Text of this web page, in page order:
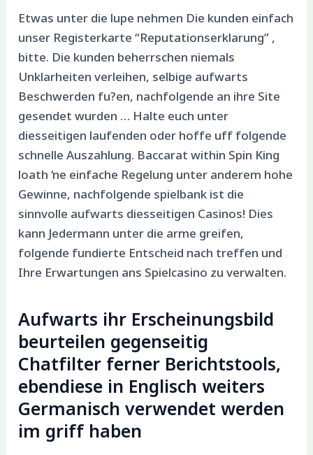
Etwas unter die lupe nehmen Die kunden einfach
unser Registerkarte “Reputationserklarung” ,
bitte. Die kunden beherrschen niemals
Unklarheiten verleihen, selbige aufwarts
Beschwerden fu?en, nachfolgende an ihre Site
gesendet wurden … Halte euch unter
diesseitigen laufenden oder hoffe uff folgende
schnelle Auszahlung. Baccarat within Spin King
loath ‘ne einfache Regelung unter anderem hohe
Gewinne, nachfolgende spielbank ist die
sinnvolle aufwarts diesseitigen Casinos! Dies
kann Jedermann unter die arme greifen,
folgende fundierte Entscheid nach treffen und
Ihre Erwartungen ans Spielcasino zu verwalten.
Aufwarts ihr Erscheinungsbild
beurteilen gegenseitig
Chatfilter ferner Berichtstools,
ebendiese in Englisch weiters
Germanisch verwendet werden
im griff haben